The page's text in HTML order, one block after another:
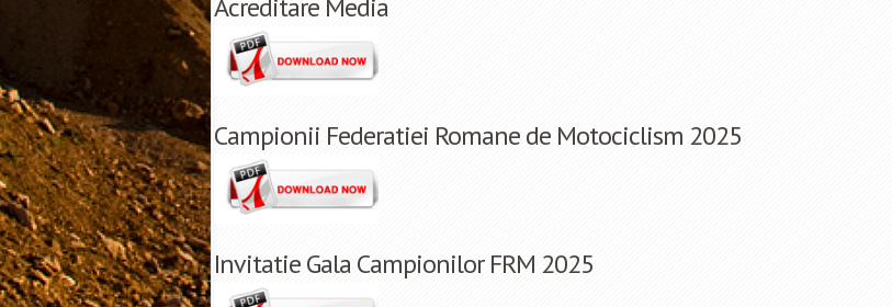
Acreditare Media
Campionii Federatiei Romane de Motociclism 2025
Invitatie Gala Campionilor FRM 2025